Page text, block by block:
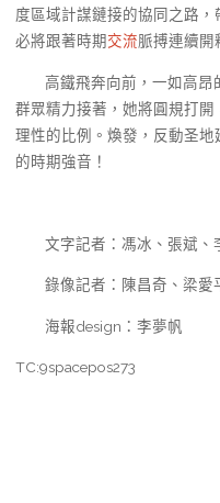
度區域計謀鏈接的協同之路
必將跟著時期交流脈搏連續開
高鐵飛奔向前，一如高昂
群眾精力接著，她將圓規打
理性的比例。煥發，反動圣地
的時期強音！
文字記者：馮冰、張斌、
錄像記者：陳昌奇、梁愛
海報design：李夢帆
TC:9spacepos273